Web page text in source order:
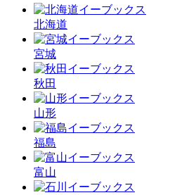
北海道
宮城
秋田
山形
福島
富山